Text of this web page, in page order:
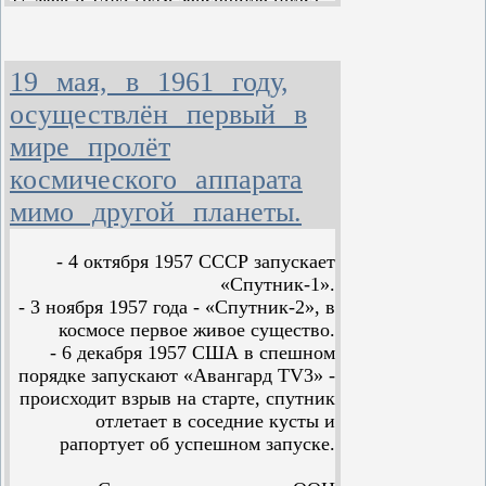
Основу орбитальной станции
составлял блок баков главной
двигательной установки
цилиндрической формы. К этому
блоку крепились панели солнечных
батарей, параболическая
остронаправленная антенна,
радиаторы системы
терморегулирования, спускаемый
станция «Венера-6». Она разрушилась
в атмосфере Венеры на высоте 18 км.
Станция передала данные о
содержание углекислого газа, азота и
кислорода.
Целью запуска автоматической
станции «Венера-6» было — доставка
планеты Венера и изучение
физических параметров и
химического состава атмосферы.
19 мая, в 1961 году,
осуществлён первый в
мире пролёт
космического аппарата
мимо другой планеты.
- 4 октября 1957 СССР запускает
«Спутник-1».
- 3 ноября 1957 года - «Спутник-2», в
космосе первое живое существо.
- 6 декабря 1957 США в спешном
порядке запускают «Авангард TV3» -
происходит взрыв на старте, спутник
отлетает в соседние кусты и
рапортует об успешном запуске.